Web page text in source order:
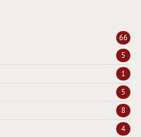
66
5
1
5
8
4